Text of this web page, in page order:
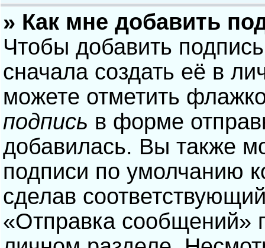
» Как мне добавить
Чтобы добавить
сначала создать её в
можете отметить
подпись в форме
добавилась. Вы также
подписи по умолчанию
сделав
«Отправка сообщений»